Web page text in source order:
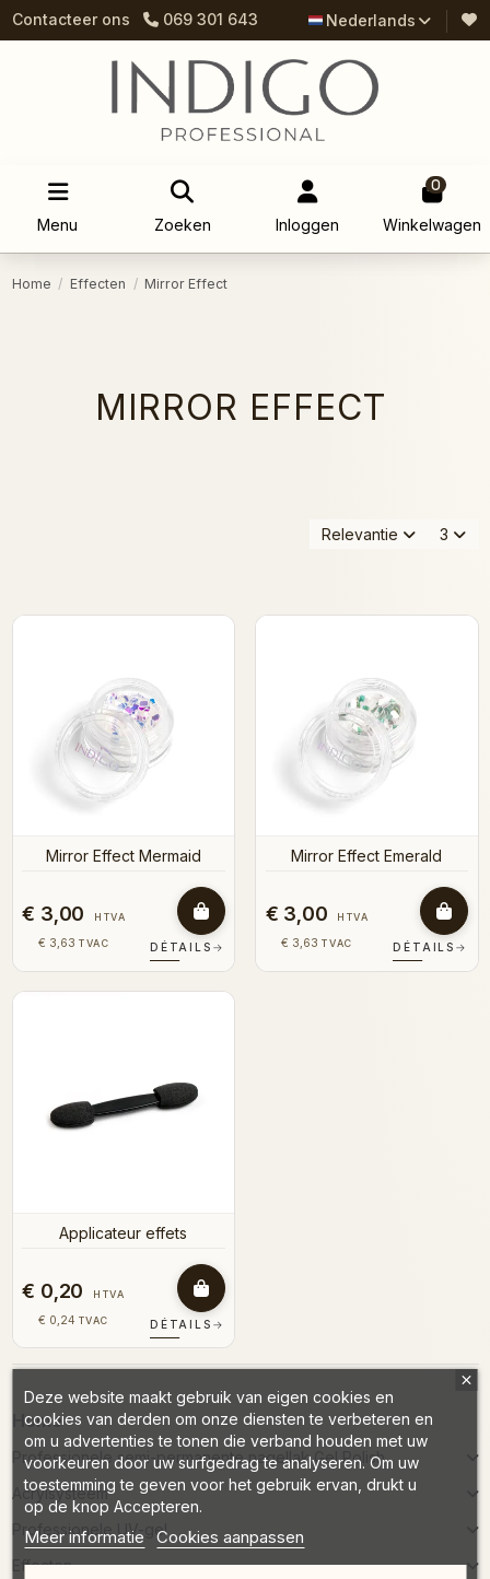
Contacteer ons 069 301 643 Nederlands
Menu Zoeken Inloggen
0
Winkelwagen
Home Effecten Mirror Effect
MIRROR EFFECT
Relevantie 3
Mirror Effect Mermaid
€ 3,00 HTVA
€ 3,63 TVAC DÉTAILS →
Mirror Effect Emerald
€ 3,00 HTVA
€ 3,63 TVAC DÉTAILS →
Applicateur effets
€ 0,20 HTVA
€ 0,24 TVAC DÉTAILS →
Home
Professionele semi-permanente nagellak Gel Polish
Acrylsysteem
Professionele UV-gel
Effecten
Deze website maakt gebruik van eigen cookies en
cookies van derden om onze diensten te verbeteren en
om u advertenties te tonen die verband houden met uw
voorkeuren door uw surfgedrag te analyseren. Om uw
toestemming te geven voor het gebruik ervan, drukt u
op de knop Accepteren.
Meer informatie Cookies aanpassen